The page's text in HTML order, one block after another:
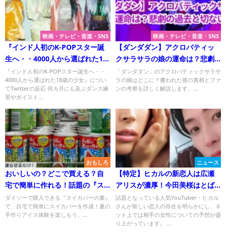
映画・テレビ・音楽・SNS
『インド人初のK-POPスター誕
生へ・・4000人から選ばれた18
歳の少女』についてTwitterの反
応
『インド人初のK-POPスター誕生へ・・
4000人から選ばれた18歳の少女』につい
てTwitterの反応 何カ月にも及ぶダンス練
習やボイスト...
映画・テレビ・音楽・SNS
【ダンダダン】アクロバティッ
クサラサラの娘の運命は？悲劇
の過去と切ない結末
「ダンダダン」のアクロバティックサラサ
ラの娘はどこに？攫われた後の真相とファ
ンの考察を詳しく解説します。...
おもしろ
おいしいの？どこで買える？自
宅で簡単に作れる！話題の『ス
イカバーの素』を試してみた！
ダイソーで購入できる『スイカバーの素』
で、自宅で簡単にスイカバーを作成！夏の
手作りアイス体験を楽しもう。...
ニュース
【特定】ヒカルの新恋人は広瀬
アリスが濃厚！今田美桜はとば
っちり！
話題となっている人気YouTuber・ヒカル
さんが新しい恋人の存在を明らかにし、ネ
ット上では相手の女性についての予想が盛
り上がっています。 ...